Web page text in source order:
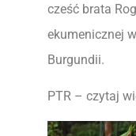
cześć brata
ekumenicznej
Burgundii.
PTR – czytaj